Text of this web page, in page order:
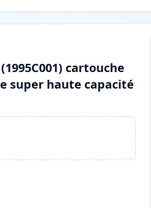
cartouche
super haute capacité